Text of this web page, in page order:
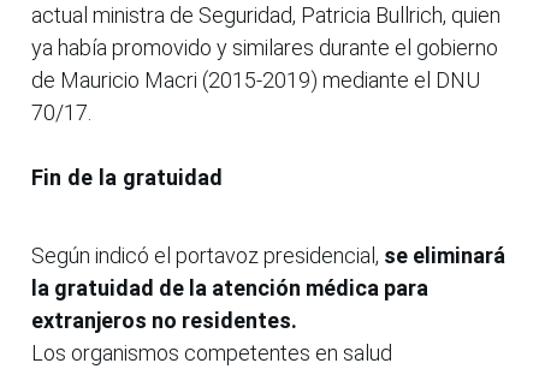
actual ministra de Seguridad, Patricia Bullrich, quien
ya había promovido y similares durante el gobierno
de Mauricio Macri (2015-2019) mediante el DNU
70/17.
Fin de la gratuidad
Según indicó el portavoz presidencial, se eliminará
la gratuidad de la atención médica para
extranjeros no residentes.
Los organismos competentes en salud